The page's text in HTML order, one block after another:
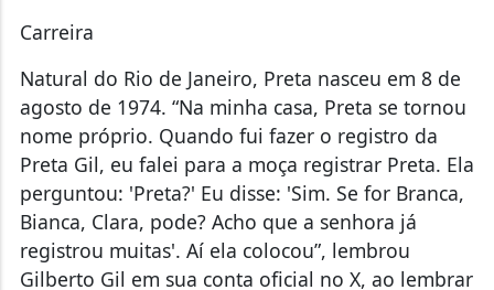
Carreira
Natural do Rio de Janeiro, Preta nasceu em 8 de
agosto de 1974. “Na minha casa, Preta se tornou
nome próprio. Quando fui fazer o registro da
Preta Gil, eu falei para a moça registrar Preta. Ela
perguntou: 'Preta?' Eu disse: 'Sim. Se for Branca,
Bianca, Clara, pode? Acho que a senhora já
registrou muitas'. Aí ela colocou”, lembrou
Gilberto Gil em sua conta oficial no X, ao lembrar